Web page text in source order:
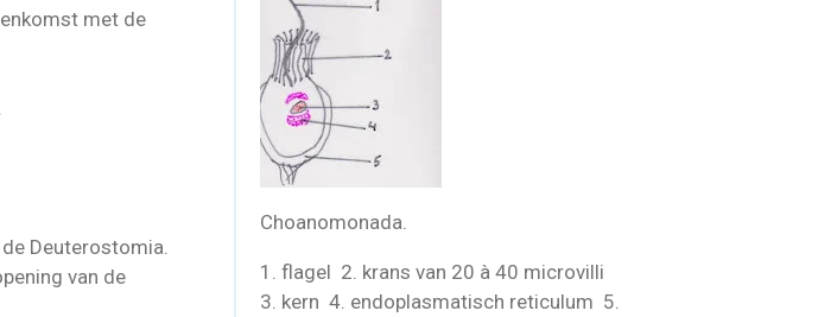
met de
Deuterostomia.
van de
Choanomonada.
1. flagel 2. krans van 20 à 40 microvilli
3. kern 4. endoplasmatisch reticulum 5.